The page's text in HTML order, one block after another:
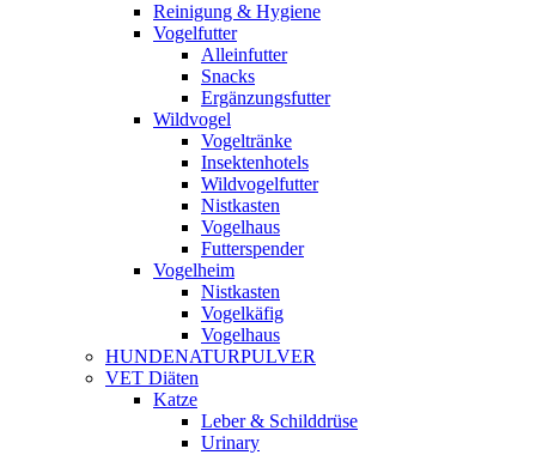
Reinigung & Hygiene
Vogelfutter
Alleinfutter
Snacks
Ergänzungsfutter
Wildvogel
Vogeltränke
Insektenhotels
Wildvogelfutter
Nistkasten
Vogelhaus
Futterspender
Vogelheim
Nistkasten
Vogelkäfig
Vogelhaus
HUNDENATURPULVER
VET Diäten
Katze
Leber & Schilddrüse
Urinary